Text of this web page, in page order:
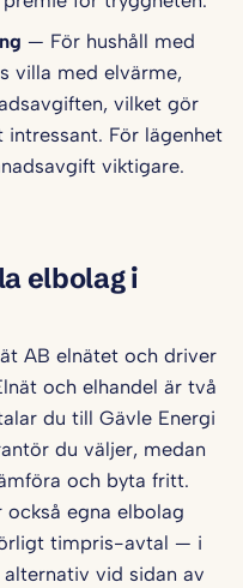
— För hushåll med
villa med elvärme,
vilket gör
För lägenhet
viktigare.
elbolag i
AB elnätet och driver
och elhandel är två
du till Gävle Energi
du väljer, medan
och byta fritt.
också egna elbolag
timpris-avtal — i
vid sidan av